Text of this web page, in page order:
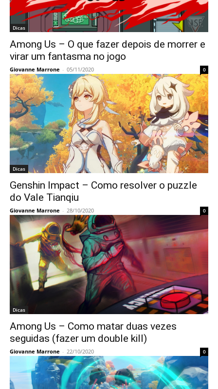
Dicas
Among Us – O que fazer depois de morrer e
virar um fantasma no jogo
Giovanne Marrone - 05/11/2020 0
Dicas
Genshin Impact – Como resolver o puzzle
do Vale Tianqiu
Giovanne Marrone - 28/10/2020 0
Dicas
Among Us – Como matar duas vezes
seguidas (fazer um double kill)
Giovanne Marrone - 22/10/2020 0